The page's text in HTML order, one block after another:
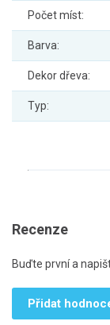
Počet míst:
Barva:
Dekor dřeva:
Typ:
Recenze
Buďte první a
Přidat